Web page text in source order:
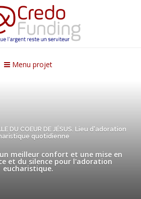
Menu projet
DU COEUR DE JÉSUS. Lieu d'adoration
quotidienne
meilleur confort et une mise en
et du silence pour l'adoration
eucharistique.